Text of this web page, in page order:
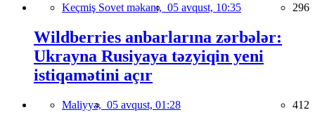
Keçmiş Sovet məkanı, 05 avqust, 10:35 296
Wildberries anbarlarına zərbələr:
Ukrayna Rusiyaya təzyiqin yeni
istiqamətini açır
Maliyyə, 05 avqust, 01:28 412